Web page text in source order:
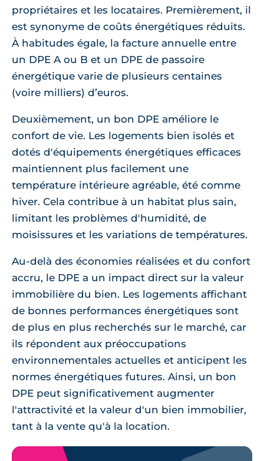
propriétaires et les locataires. Premièrement, il
est synonyme de coûts énergétiques réduits.
À habitudes égale, la facture annuelle entre
un DPE A ou B et un DPE de passoire
énergétique varie de plusieurs centaines
(voire milliers) d’euros.
Deuxièmement, un bon DPE améliore le
confort de vie. Les logements bien isolés et
dotés d'équipements énergétiques efficaces
maintiennent plus facilement une
température intérieure agréable, été comme
hiver. Cela contribue à un habitat plus sain,
limitant les problèmes d'humidité, de
moisissures et les variations de températures.
Au-delà des économies réalisées et du confort
accru, le DPE a un impact direct sur la valeur
immobilière du bien. Les logements affichant
de bonnes performances énergétiques sont
de plus en plus recherchés sur le marché, car
ils répondent aux préoccupations
environnementales actuelles et anticipent les
normes énergétiques futures. Ainsi, un bon
DPE peut significativement augmenter
l'attractivité et la valeur d'un bien immobilier,
tant à la vente qu'à la location.